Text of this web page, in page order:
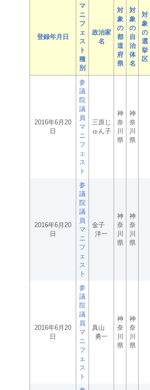
登録年月日
マ
ニ
フ
ェ
ス
ト
種
別
政治家
名
対
象
の
都
道
府
県
対
象
の
自
治
体
名
対
象
の
選
挙
区
2016年6月20
日
参
議
院
議
員
マ
ニ
フ
ェ
ス
ト
三原じ
ゅん子
神
奈
川
県
神
奈
川
県
2016年6月20
日
参
議
院
議
員
マ
ニ
フ
ェ
ス
ト
金子
洋一
神
奈
川
県
神
奈
川
県
2016年6月20
日
参
議
院
議
員
マ
ニ
フ
ェ
ス
ト
真山
勇一
神
奈
川
県
神
奈
川
県